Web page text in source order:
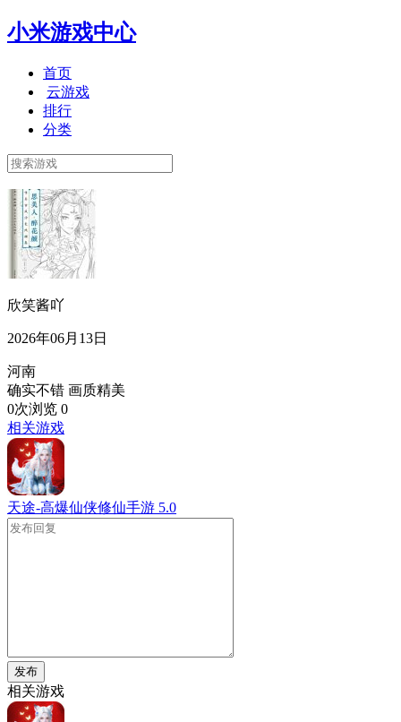
小米游戏中心
首页
云游戏
排行
分类
欣笑酱吖
2026年06月13日
河南
确实不错 画质精美
0次浏览 0
相关游戏
天途-高爆仙侠修仙手游 5.0
发布
相关游戏